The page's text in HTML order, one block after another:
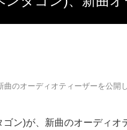
のオーディオティーザーを公開し
ン)が、新曲のオーディオ